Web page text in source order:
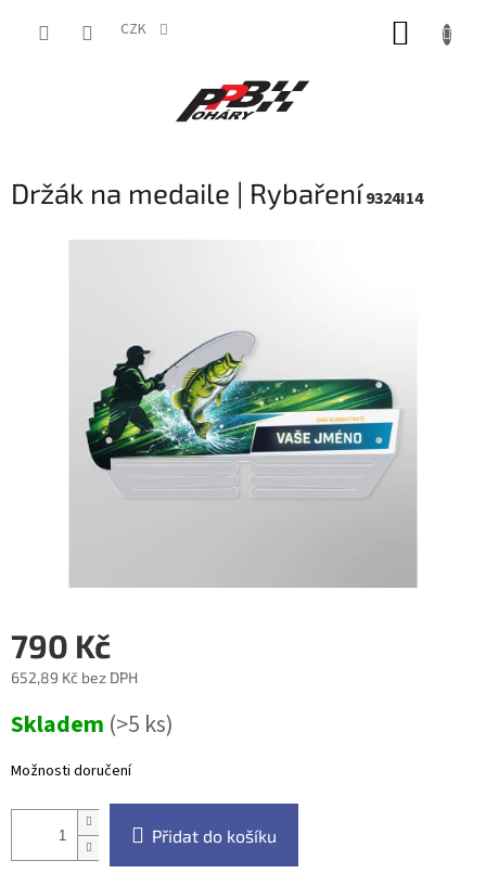
CZK
Držák na medaile | Rybaření9324I14
790 Kč
652,89 Kč bez DPH
cena:
Skladem (>5 ks)
Možnosti doručení
Přidat do košíku